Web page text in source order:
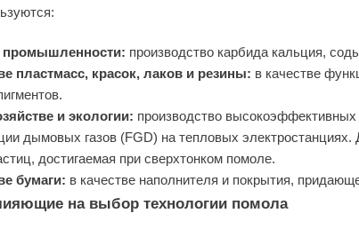
промышленности: производство карбида кальция,
пластмасс, красок, лаков и резины: в качестве
и экологии: производство
дымовых газов (FGD) на тепловых
достигаемая при сверхтонком помоле.
бумаги: в качестве наполнителя и покрытия,
на выбор технологии помола